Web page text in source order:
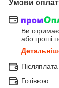
Умови
Ви
або гроші
Післяплата
Готівкою